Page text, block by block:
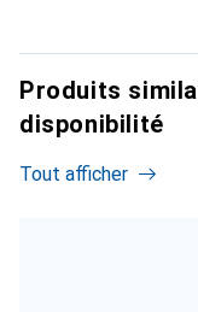
Produits
disponibilité
Tout afficher